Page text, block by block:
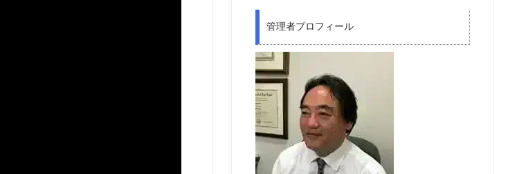
管理者プロフィール